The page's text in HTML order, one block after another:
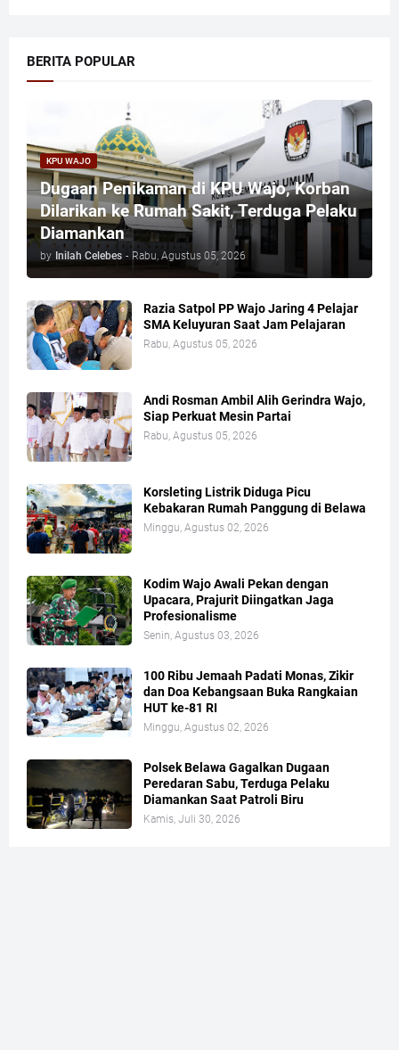
BERITA POPULAR
KPU WAJO
Dugaan Penikaman di KPU Wajo, Korban
Dilarikan ke Rumah Sakit, Terduga Pelaku
Diamankan
by Inilah Celebes - Rabu, Agustus 05, 2026
Razia Satpol PP Wajo Jaring 4 Pelajar
SMA Keluyuran Saat Jam Pelajaran
Rabu, Agustus 05, 2026
Andi Rosman Ambil Alih Gerindra Wajo,
Siap Perkuat Mesin Partai
Rabu, Agustus 05, 2026
Korsleting Listrik Diduga Picu
Kebakaran Rumah Panggung di Belawa
Minggu, Agustus 02, 2026
Kodim Wajo Awali Pekan dengan
Upacara, Prajurit Diingatkan Jaga
Profesionalisme
Senin, Agustus 03, 2026
100 Ribu Jemaah Padati Monas, Zikir
dan Doa Kebangsaan Buka Rangkaian
HUT ke-81 RI
Minggu, Agustus 02, 2026
Polsek Belawa Gagalkan Dugaan
Peredaran Sabu, Terduga Pelaku
Diamankan Saat Patroli Biru
Kamis, Juli 30, 2026